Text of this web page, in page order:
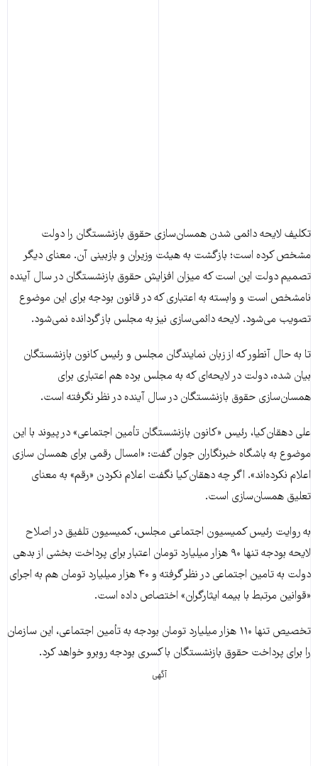
تکلیف لایحه دائمی شدن همسان‌سازی حقوق بازنشستگان را دولت
مشخص کرده است؛ بازگشت به هیئت وزیران و بازبینی آن. معنای دیگر
تصمیم دولت این است که میزان افزایش حقوق بازنشستگان در سال آینده
نامشخص است و وابسته به اعتباری که در قانون بودجه برای این موضوع
تصویب می‌شود. لایحه دائمی‌سازی نیز به مجلس باز گردانده نمی‌شود.
تا به حال آنطور که از زبان نمایندگان مجلس و رئیس کانون بازنشستگان
بیان شده، دولت در لایحه‌ای که به مجلس برده هم اعتباری برای
همسان‌سازی حقوق بازنشستگان در سال آینده در نظر نگرفته است.
علی دهقان‌کیا، رئیس «کانون بازنشستگان تأمین اجتماعی» در پیوند با این
موضوع به باشگاه خبرنگاران جوان گفت: «امسال رقمی برای همسان سازی
اعلام نکرده‌اند». اگر چه دهقان‌کیا نگفت اعلام نکردن «رقم» به معنای
تعلیق همسان‌سازی است.
به روایت رئیس کمیسیون اجتماعی مجلس، کمیسیون تلفیق در اصلاح
لایحه بودجه تنها ۹۰ هزار میلیارد تومان اعتبار برای پرداخت بخشی از بدهی
دولت به تامین اجتماعی در نظر گرفته و ۴۰ هزار میلیارد تومان هم به اجرای
«قوانین مرتبط با بیمه ایثارگران» اختصاص داده است.
تخصیص تنها ۱۱۰ هزار میلیارد تومان بودجه به تأمین اجتماعی، این سازمان
را برای پرداخت حقوق بازنشستگان با کسری بودجه روبرو خواهد کرد.
آگهی